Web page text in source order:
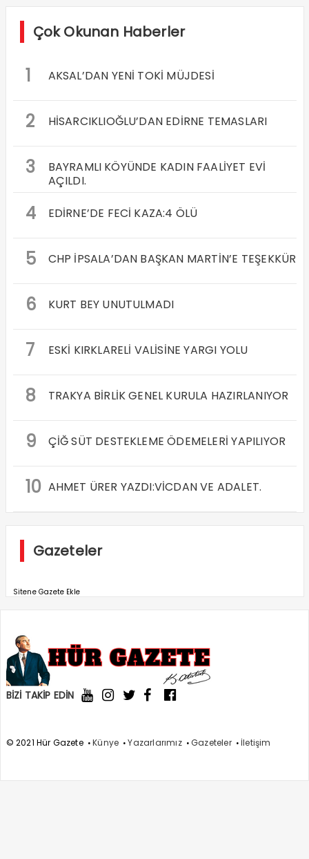
Çok Okunan Haberler
1 AKSAL’DAN YENİ TOKİ MÜJDESİ
2 HİSARCIKLIOĞLU’DAN EDİRNE TEMASLARI
3
BAYRAMLI KÖYÜNDE KADIN FAALİYET EVİ
AÇILDI.
4 EDİRNE’DE FECİ KAZA:4 ÖLÜ
5 CHP İPSALA’DAN BAŞKAN MARTİN’E TEŞEKKÜR
6 KURT BEY UNUTULMADI
7 ESKİ KIRKLARELİ VALİSİNE YARGI YOLU
8 TRAKYA BİRLİK GENEL KURULA HAZIRLANIYOR
9 ÇİĞ SÜT DESTEKLEME ÖDEMELERİ YAPILIYOR
10 AHMET ÜRER YAZDI:VİCDAN VE ADALET.
Gazeteler
Sitene Gazete Ekle
BİZİ TAKİP EDİN
© 2021 Hür Gazete Künye Yazarlarımız Gazeteler İletişim